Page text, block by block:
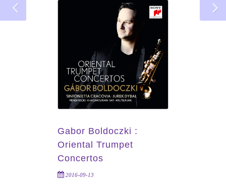
Gabor Boldoczki :
Oriental Trumpet
Concertos
2016-09-13